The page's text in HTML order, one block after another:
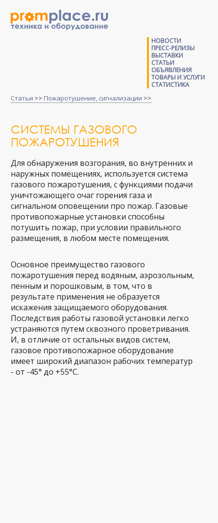
НОВОСТИ
ПРЕСС-РЕЛИЗЫ
ВЫСТАВКИ
СТАТЬИ
ОБЪЯВЛЕНИЯ
ТОВАРЫ И УСЛУГИ
СТАТИСТИКА
Статьи >> Пожаротушение, сигнализации >>
СИСТЕМЫ ГАЗОВОГО
ПОЖАРОТУШЕНИЯ
Для обнаружения возгорания, во внутренних и
наружных помещениях, используется система
газового пожаротушения, с функциями подачи
уничтожающего очаг горения газа и
сигнальном оповещении про пожар. Газовые
противопожарные установки способны
потушить пожар, при условии правильного
размещения, в любом месте помещения.
Основное преимущество газового
пожаротушения перед водяным, аэрозольным,
пенным и порошковым, в том, что в
результате применения не образуется
искажения защищаемого оборудования.
Последствия работы газовой установки легко
устраняются путем сквозного проветривания.
И, в отличие от остальных видов систем,
газовое противопожарное оборудование
имеет широкий диапазон рабочих температур
- от -45° до +55°C.